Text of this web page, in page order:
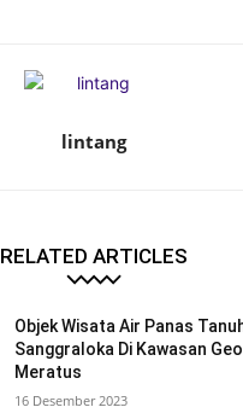
lintang
RELATED ARTICLES
Objek Wisata Air Panas
Sanggraloka Di Kawasan
Meratus
16 Desember 2023